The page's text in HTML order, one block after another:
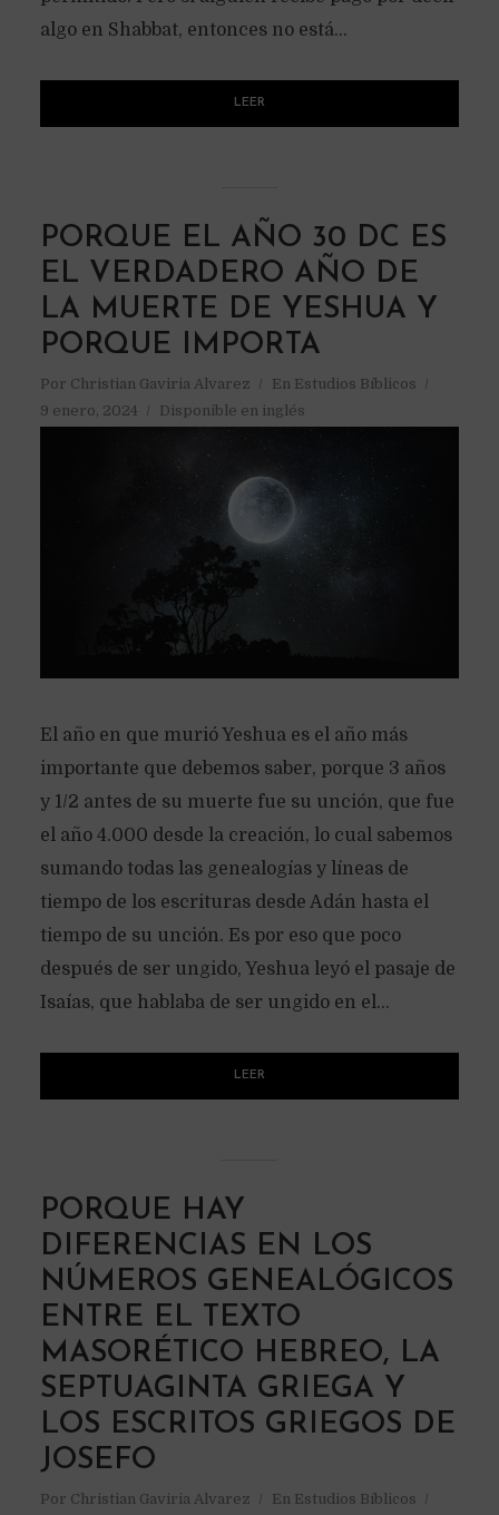
algo en Shabbat, entonces no está...
LEER
PORQUE EL AÑO 30 DC ES
EL VERDADERO AÑO DE
LA MUERTE DE YESHUA Y
PORQUE IMPORTA
Por Christian Gaviria Alvarez En Estudios Bíblicos
9 enero, 2024
Disponible en inglés
El año en que murió Yeshua es el año más
importante que debemos saber, porque 3 años
y 1/2 antes de su muerte fue su unción, que fue
el año 4.000 desde la creación, lo cual sabemos
sumando todas las genealogías y líneas de
tiempo de los escrituras desde Adán hasta el
tiempo de su unción. Es por eso que poco
después de ser ungido, Yeshua leyó el pasaje de
Isaías, que hablaba de ser ungido en el...
LEER
PORQUE HAY
DIFERENCIAS EN LOS
NÚMEROS GENEALÓGICOS
ENTRE EL TEXTO
MASORÉTICO HEBREO, LA
SEPTUAGINTA GRIEGA Y
LOS ESCRITOS GRIEGOS DE
JOSEFO
Por Christian Gaviria Alvarez En Estudios Bíblicos